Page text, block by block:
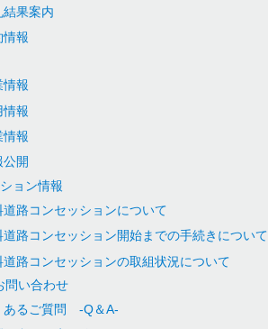
結果案内
情報
情報
情報
情報
公開
ョン情報
道路コンセッションについて
道路コンセッション開始までの手続きについて
道路コンセッションの取組状況について
問い合わせ
あるご質問 -Q＆A-